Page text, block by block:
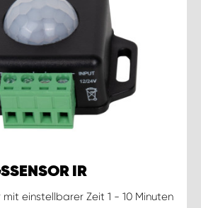
IR
einstellbarer Zeit 1 - 10 Minuten